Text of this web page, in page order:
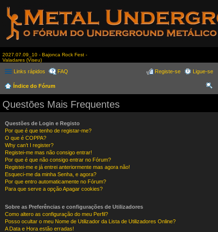
2027.07.09_10 - Bajonca Rock Fest -
Valadares (Viseu)
Links rápidos FAQ Ligue-se
Registe-se
Índice do Fórum
Questões Mais Frequentes
Questões de Login e Registo
Por que é que tenho de registar-me?
O que é COPPA?
Why can’t I register?
Registei-me mas não consigo entrar!
Por que é que não consigo entrar no Fórum?
Registei-me e já entrei anteriormente mas agora não!
Esqueci-me da minha Senha, e agora?
Por que entro automaticamente no Fórum?
Para que serve a opção Apagar cookies?
Sobre as Preferências e configurações de Utilizadores
Como altero as configuração do meu Perfil?
Posso ocultar o meu Nome de Utilizador da Lista de Utilizadores Online?
A Data e Hora estão erradas!